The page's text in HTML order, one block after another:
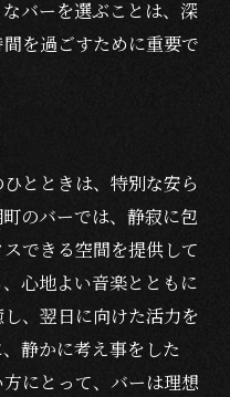
バーを選ぶことは、深
を過ごすために重要で
とときは、特別な安ら
のバーでは、静寂に包
できる空間を提供して
心地よい音楽とともに
、翌日に向けた活力を
静かに考え事をした
にとって、バーは理想